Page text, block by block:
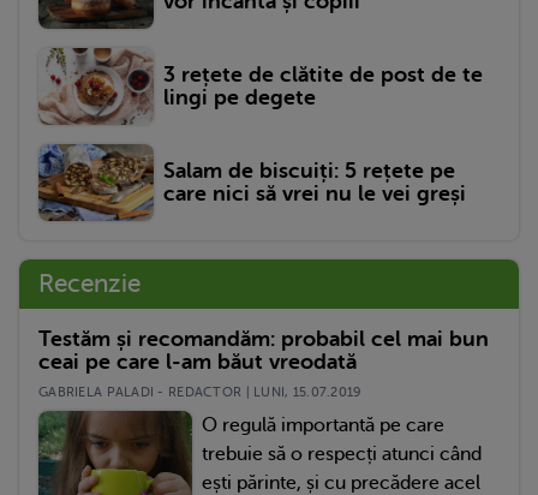
3 rețete de clătite de post de te
lingi pe degete
Salam de biscuiți: 5 rețete pe
care nici să vrei nu le vei greși
Recenzie
Testăm și recomandăm: probabil cel mai bun
ceai pe care l-am băut vreodată
GABRIELA PALADI - REDACTOR | LUNI, 15.07.2019
O regulă importantă pe care
trebuie să o respecți atunci când
ești părinte, și cu precădere acel